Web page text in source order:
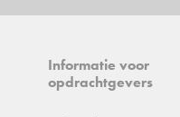
Informatie voor
opdrachtgevers